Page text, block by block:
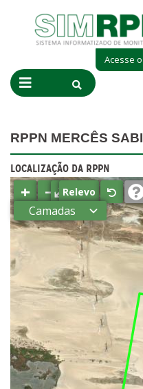
Acesse
RPPN MERCÊS
LOCALIZAÇÃO DA RPPN
+ −⤢Relevo
Camadas
Estados
Municípios
Terras
indígenas
(FUNAI)
UC Federal
UC Estaduais
UC
Municipais